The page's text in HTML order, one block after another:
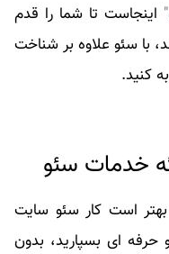
اینجاست تا شما را قدم
با سئو علاوه بر شناخت
کنید.
خدمات سئو
است کار سئو سایت
ای بسپارید، بدون